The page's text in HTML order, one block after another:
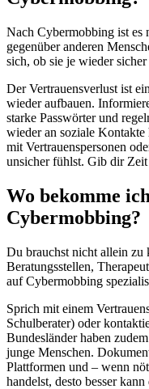
Nach Cybermobbing ist es
gegenüber anderen
sich, ob sie je wieder
Der Vertrauensverlust ist
wieder aufbauen.
starke Passwörter und
wieder an soziale
mit Vertrauenspersonen
unsicher fühlst. Gib dir
Wo bekomme
Cybermobbing?
Du brauchst nicht allein zu
Beratungsstellen,
auf Cybermobbing
Sprich mit einem
Schulberater) oder
Bundesländer haben
junge Menschen.
Plattformen und – wenn
handelst, desto besser